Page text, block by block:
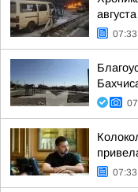
07:33
07:33